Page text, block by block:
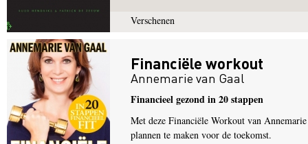
Verschenen
Financiële workout
Annemarie van Gaal
Financieel gezond in 20 stappen
Met deze Financiële Workout van
plannen te maken voor de toekomst.